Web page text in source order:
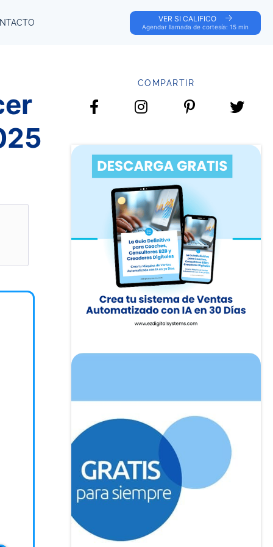
VER SI CALIFICO
Agendar llamada de cortesía: 15 min
COMPARTIR